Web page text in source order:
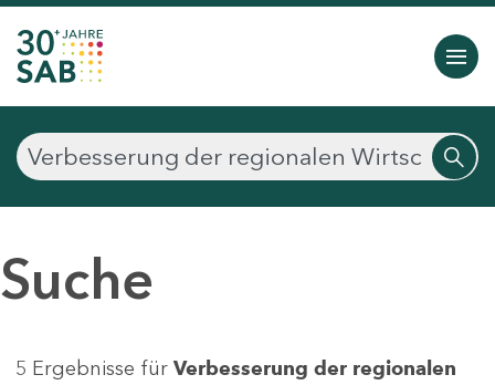
Suche
5 Ergebnisse für Verbesserung der regionalen